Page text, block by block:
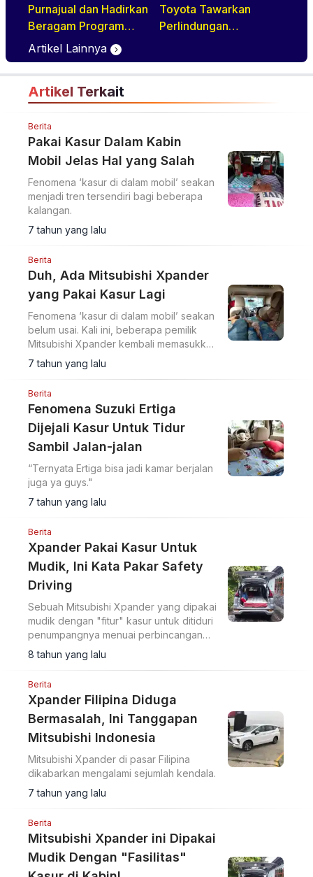
Purnajual dan Hadirkan
Beragam Program
Penjualan Menarik di
GIIAS 2026
Toyota Tawarkan
Perlindungan
Tahun
Artikel Lainnya
Artikel Terkait
Berita
Pakai Kasur Dalam Kabin
Mobil Jelas Hal yang Salah
Fenomena ‘kasur di dalam mobil’ seakan
menjadi tren tersendiri bagi beberapa
kalangan.
7 tahun yang lalu
Berita
Duh, Ada Mitsubishi Xpander
yang Pakai Kasur Lagi
Fenomena ‘kasur di dalam mobil’ seakan
belum usai. Kali ini, beberapa pemilik
Mitsubishi Xpander kembali memasukkan
kasur kedalam kabin LMPV tersebut.
7 tahun yang lalu
Berita
Fenomena Suzuki Ertiga
Dijejali Kasur Untuk Tidur
Sambil Jalan-jalan
“Ternyata Ertiga bisa jadi kamar berjalan
juga ya guys."
7 tahun yang lalu
Berita
Xpander Pakai Kasur Untuk
Mudik, Ini Kata Pakar Safety
Driving
Sebuah Mitsubishi Xpander yang dipakai
mudik dengan "fitur" kasur untuk ditiduri
penumpangnya menuai perbincangan
hangat.
8 tahun yang lalu
Berita
Xpander Filipina Diduga
Bermasalah, Ini Tanggapan
Mitsubishi Indonesia
Mitsubishi Xpander di pasar Filipina
dikabarkan mengalami sejumlah kendala.
7 tahun yang lalu
Berita
Mitsubishi Xpander ini Dipakai
Mudik Dengan "Fasilitas"